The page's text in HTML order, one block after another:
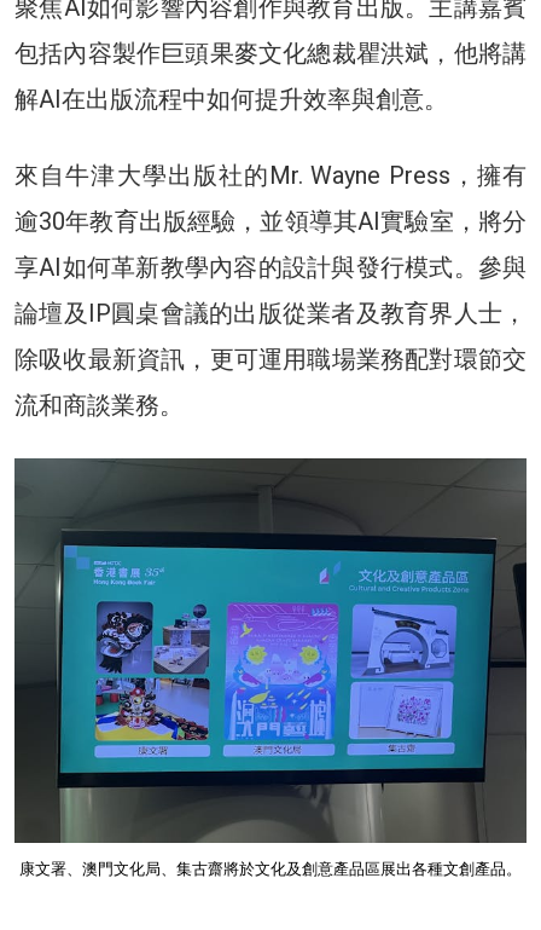
聚焦AI如何影響內容創作與教育出版。主講嘉賓
包括內容製作巨頭果麥文化總裁瞿洪斌，他將講
解AI在出版流程中如何提升效率與創意。
來自牛津大學出版社的Mr. Wayne Press，擁有
逾30年教育出版經驗，並領導其AI實驗室，將分
享AI如何革新教學內容的設計與發行模式。參與
論壇及IP圓桌會議的出版從業者及教育界人士，
除吸收最新資訊，更可運用職場業務配對環節交
流和商談業務。
康文署、澳門文化局、集古齋將於文化及創意產品區展出各種文創產品。